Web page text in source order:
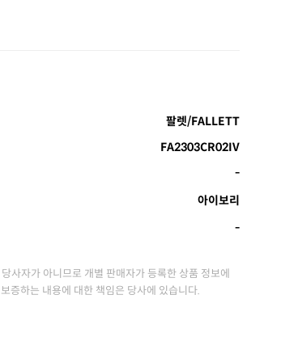
팔렛/FALLETT
FA2303CR02IV
-
아이보리
-
사자가 아니므로 개별 판매자가 등록한 상품 정보에
증하는 내용에 대한 책임은 당사에 있습니다.